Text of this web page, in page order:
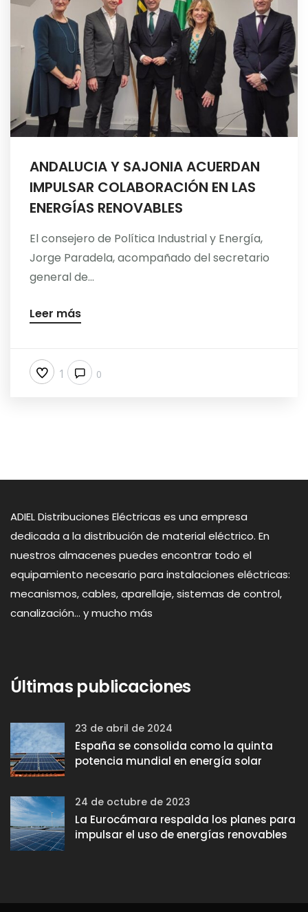
ANDALUCIA Y SAJONIA ACUERDAN
IMPULSAR COLABORACIÓN EN LAS
ENERGÍAS RENOVABLES
El consejero de Política Industrial y Energía,
Jorge Paradela, acompañado del secretario
general de...
Leer más
1 0
ADIEL Distribuciones Eléctricas es una empresa
dedicada a la distribución de material eléctrico. En
nuestros almacenes puedes encontrar todo el
equipamiento necesario para instalaciones eléctricas:
mecanismos, cables, aparellaje, sistemas de control,
canalización... y mucho más
Últimas publicaciones
23 de abril de 2024
España se consolida como la quinta
potencia mundial en energía solar
24 de octubre de 2023
La Eurocámara respalda los planes para
impulsar el uso de energías renovables